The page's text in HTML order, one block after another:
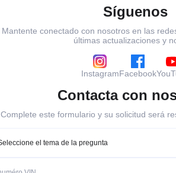
Síguenos
Mantente conectado con nosotros en las
últimas actualizaciones y
InstagramFacebook
Contacta con
Complete este formulario y su solicitud será